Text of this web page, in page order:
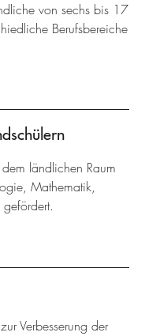
von sechs bis 17
Berufsbereiche
ländlichen Raum
Mathematik,
Verbesserung der